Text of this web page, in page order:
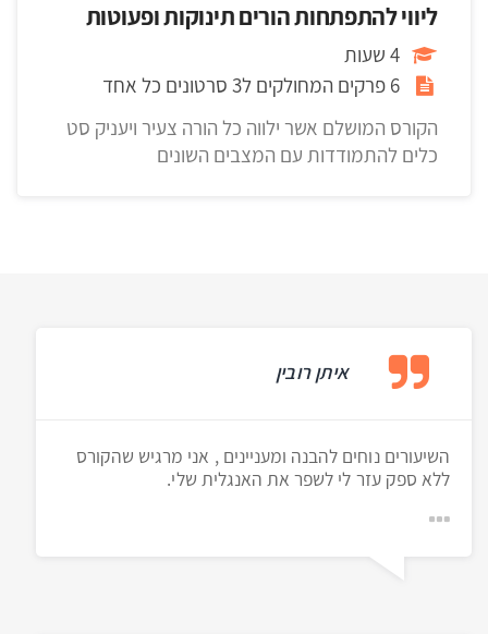
ליווי להתפתחות הורים תינוקות ופעוטות
4 שעות
6 פרקים המחולקים ל3 סרטונים כל אחד
הקורס המושלם אשר ילווה כל הורה צעיר ויעניק סט
כלים להתמודדות עם המצבים השונים
איתן רובין
השיעורים נוחים להבנה ומעניינים , אני מרגיש שהקורס
ללא ספק עזר לי לשפר את האנגלית שלי.